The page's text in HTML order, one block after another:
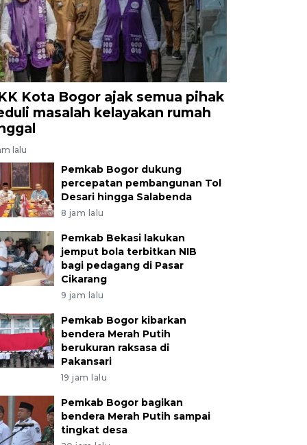
Kota Bogor ajak semua pihak
masalah kelayakan rumah
lalu
Pemkab Bogor dukung
percepatan pembangunan Tol
Desari hingga Salabenda
8 jam lalu
Pemkab Bekasi lakukan
jemput bola terbitkan NIB
bagi pedagang di Pasar
Cikarang
9 jam lalu
Pemkab Bogor kibarkan
bendera Merah Putih
berukuran raksasa di
Pakansari
19 jam lalu
Pemkab Bogor bagikan
bendera Merah Putih sampai
tingkat desa